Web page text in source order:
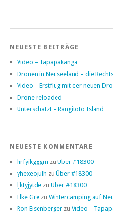
NEUESTE BEITRÄGE
Video – Tapapakanga
Dronen in Neuseeland – die
Video – Erstflug mit der neuen
Drone reloaded
Unterschätzt – Rangitoto Island
NEUESTE KOMMENTARE
hrfyikgggm zu Über #18300
yhexeojulh zu Über #18300
ljktyjytde zu Über #18300
Elke Gre zu Wintercamping auf
Ron Eisenberger zu Video –